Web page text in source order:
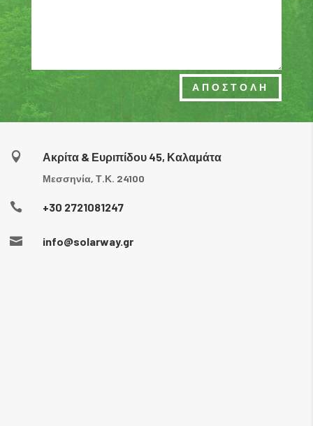
ΑΠΟΣΤΟΛΗ
 Ακρίτα & Ευριπίδου 45, Καλαμάτα
Μεσσηνία, Τ.Κ. 24100
 +30 2721081247
 info@solarway.gr